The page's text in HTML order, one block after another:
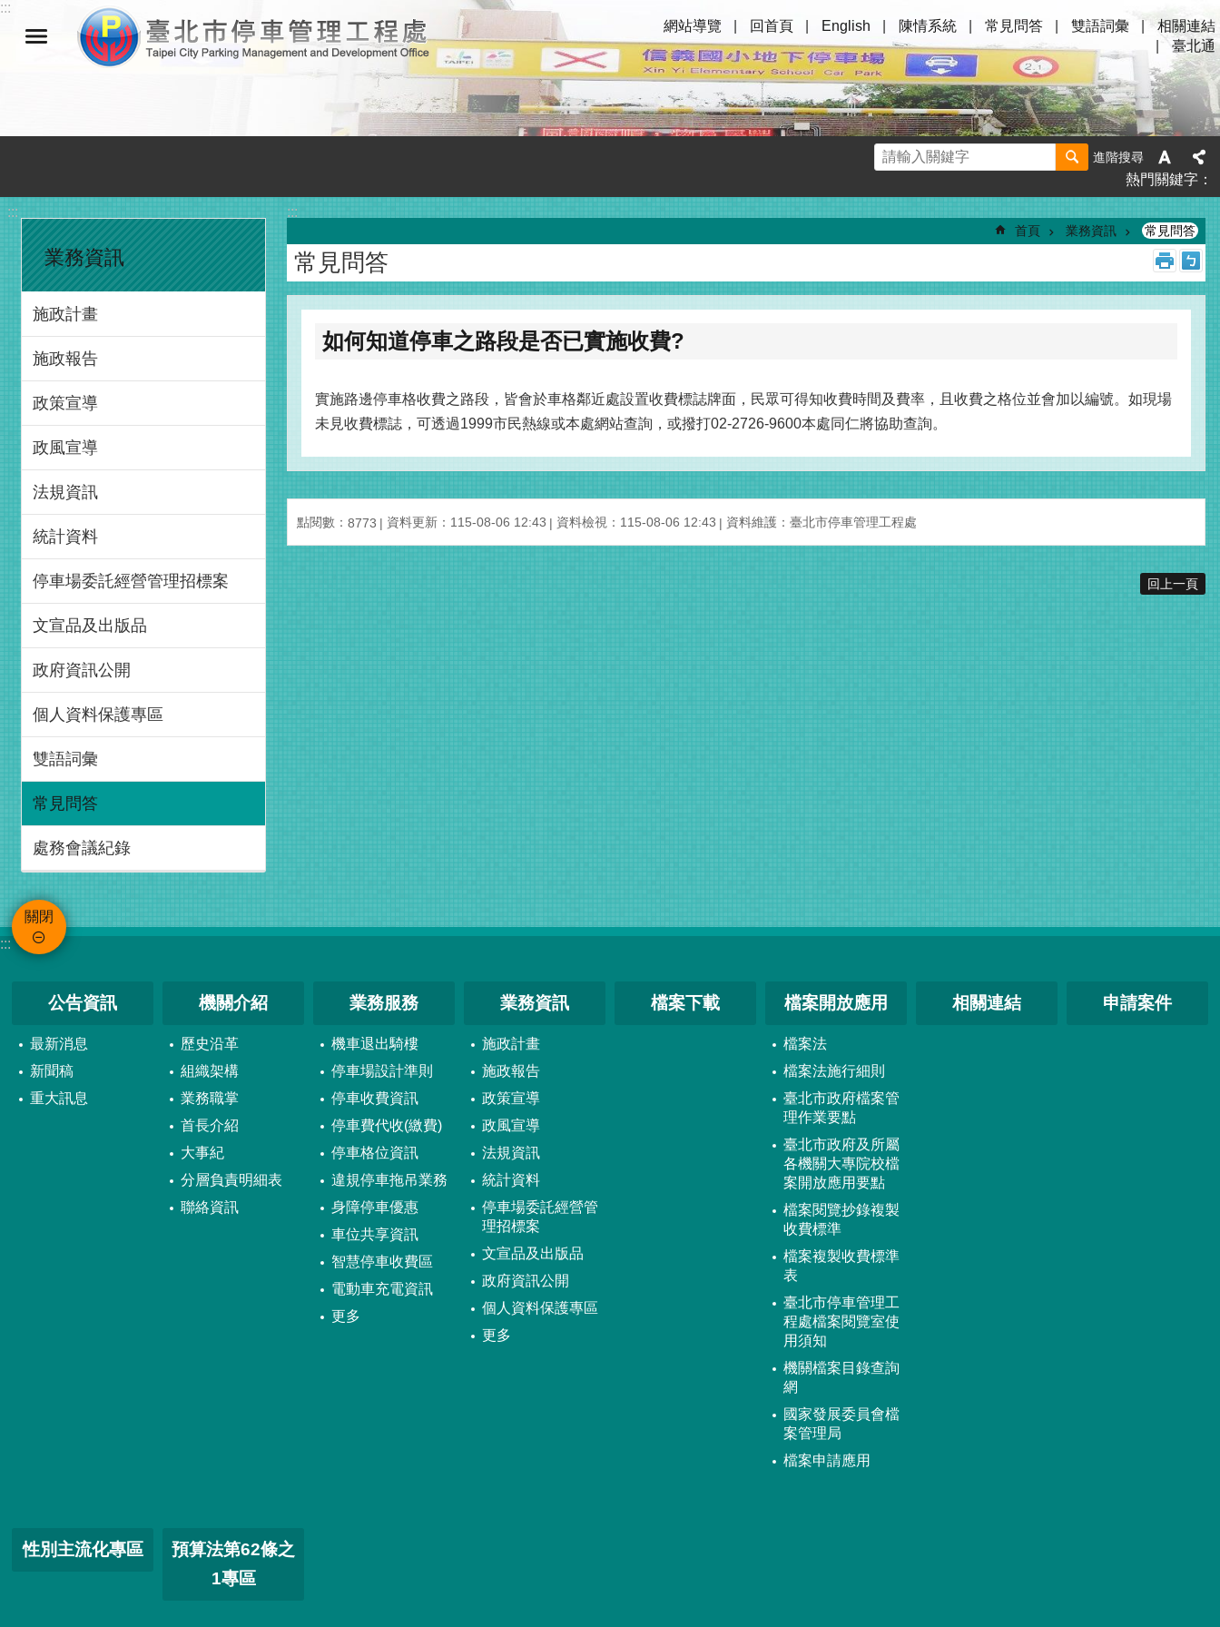
跳到主要內容區塊
:::
網站導覽
回首頁 English 陳情系統 常見問答 雙語詞彙
相關連結
臺北通
進階搜尋
熱門關鍵字
:::
業務資訊
施政計畫
施政報告
政策宣導
政風宣導
法規資訊
統計資料
停車場委託經營管理招標案
文宣品及出版品
政府資訊公開
個人資料保護專區
雙語詞彙
常見問答
處務會議紀錄
:::
首頁 業務資訊 常見問答
常見問答
如何知道停車之路段是否已實施收費?
實施路邊停車格收費之路段，皆會於車格鄰近處設置收費標誌牌面，民眾可得知收費時間及費率，且收費之格位並會加以編號。如現場
未見收費標誌，可透過1999市民熱線或本處網站查詢，或撥打02-2726-9600本處同仁將協助查詢。
點閱數： 8773 資料更新：115-08-06 12:43 資料檢視：115-08-06 12:43 資料維護：臺北市停車管理工程處
回上一頁
關閉
:::
公告資訊
最新消息
新聞稿
重大訊息
機關介紹
歷史沿革
組織架構
業務職掌
首長介紹
大事紀
分層負責明細表
聯絡資訊
業務服務
機車退出騎樓
停車場設計準則
停車收費資訊
停車費代收(繳費)
停車格位資訊
違規停車拖吊業務
身障停車優惠
車位共享資訊
智慧停車收費區
電動車充電資訊
更多
業務資訊
施政計畫
施政報告
政策宣導
政風宣導
法規資訊
統計資料
停車場委託經營管
理招標案
文宣品及出版品
政府資訊公開
個人資料保護專區
更多
檔案下載 檔案開放應用
檔案法
檔案法施行細則
臺北市政府檔案管
理作業要點
臺北市政府及所屬
各機關大專院校檔
案開放應用要點
檔案閱覽抄錄複製
收費標準
檔案複製收費標準
表
臺北市停車管理工
程處檔案閱覽室使
用須知
機關檔案目錄查詢
網
國家發展委員會檔
案管理局
檔案申請應用
相關連結 申請案件
性別主流化專區
預算法第62條之
1專區